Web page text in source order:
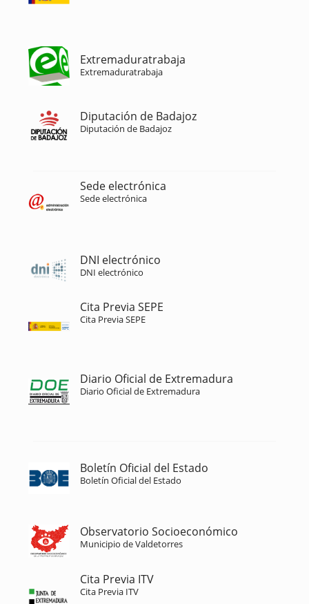
Extremaduratrabaja
Extremaduratrabaja
Diputación de Badajoz
Diputación de Badajoz
Sede electrónica
Sede electrónica
DNI electrónico
DNI electrónico
Cita Previa SEPE
Cita Previa SEPE
Diario Oficial de Extremadura
Diario Oficial de Extremadura
Boletín Oficial del Estado
Boletín Oficial del Estado
Observatorio Socioeconómico
Municipio de Valdetorres
Cita Previa ITV
Cita Previa ITV